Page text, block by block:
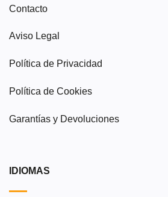
Contacto
Aviso Legal
Política de Privacidad
Política de Cookies
Garantías y Devoluciones
IDIOMAS